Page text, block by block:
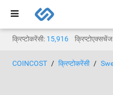
क्रिप्टोकरेंसी: 15,916
COINCOST क्रिप्टोकरेंसी